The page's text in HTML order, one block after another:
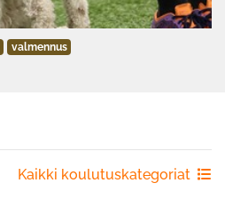
valmennus
Kaikki koulutuskategoriat